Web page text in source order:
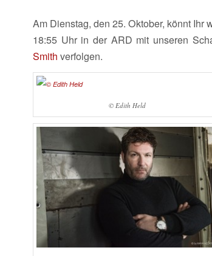
Am Dienstag, den 25. Oktober, könnt Ihr
18:55 Uhr in der ARD mit unseren
Smith verfolgen.
© Edith Held